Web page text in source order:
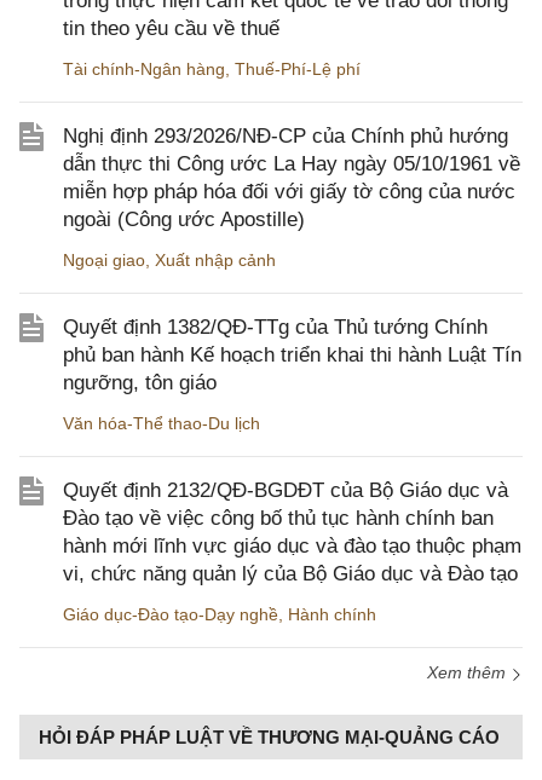
tin theo yêu cầu về thuế
Tài chính-Ngân hàng, Thuế-Phí-Lệ phí
Nghị định 293/2026/NĐ-CP của Chính phủ hướng
dẫn thực thi Công ước La Hay ngày 05/10/1961 về
miễn hợp pháp hóa đối với giấy tờ công của nước
ngoài (Công ước Apostille)
Ngoại giao, Xuất nhập cảnh
Quyết định 1382/QĐ-TTg của Thủ tướng Chính
phủ ban hành Kế hoạch triển khai thi hành Luật Tín
ngưỡng, tôn giáo
Văn hóa-Thể thao-Du lịch
Quyết định 2132/QĐ-BGDĐT của Bộ Giáo dục và
Đào tạo về việc công bố thủ tục hành chính ban
hành mới lĩnh vực giáo dục và đào tạo thuộc phạm
vi, chức năng quản lý của Bộ Giáo dục và Đào tạo
Giáo dục-Đào tạo-Dạy nghề, Hành chính
Xem thêm
HỎI ĐÁP PHÁP LUẬT VỀ THƯƠNG MẠI-QUẢNG CÁO